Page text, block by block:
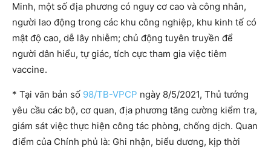
Minh, một số địa phương có nguy cơ cao và công nhân,
người lao động trong các khu công nghiệp, khu kinh tế có
mật độ cao, dễ lây nhiễm; chủ động tuyên truyền để
người dân hiểu, tự giác, tích cực tham gia việc tiêm
vaccine.
* Tại văn bản số 98/TB-VPCP ngày 8/5/2021, Thủ tướng
yêu cầu các bộ, cơ quan, địa phương tăng cường kiểm tra,
giám sát việc thực hiện công tác phòng, chống dịch. Quan
điểm của Chính phủ là: Ghi nhận, biểu dương, kịp thời